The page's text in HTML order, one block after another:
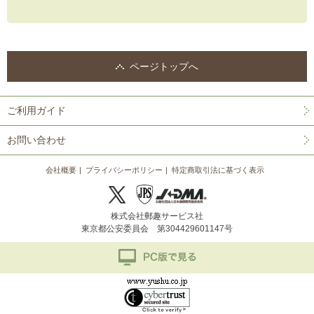
ページトップへ
ご利用ガイド
お問い合わせ
会社概要 プライバシーポリシー 特定商取引法に基づく表示
株式会社郵趣サービス社
東京都公安委員会 第304429601147号